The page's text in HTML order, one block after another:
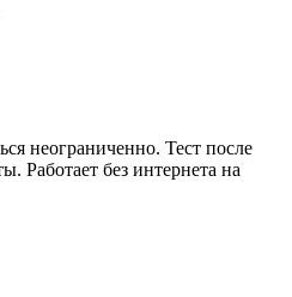
неограниченно. Тест после
Работает без интернета на